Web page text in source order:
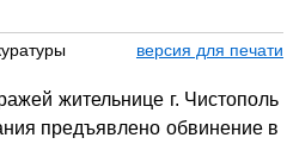
версия для печати
жительнице г. Чистополь
предъявлено обвинение в